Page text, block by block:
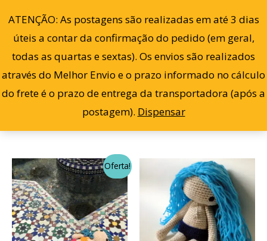
ATENÇÃO: As postagens são realizadas em até 3 dias
úteis a contar da confirmação do pedido (em geral,
todas as quartas e sextas). Os envios são realizados
através do Melhor Envio e o prazo informado no cálculo
do frete é o prazo de entrega da transportadora (após a
postagem). Dispensar
para
conteúdo
0
Filter Mostrando todos os 3 resultados
Oferta!
O
preço
original
era:
R$ 25,00.
O
preço
atual
é:
R$ 22,00.